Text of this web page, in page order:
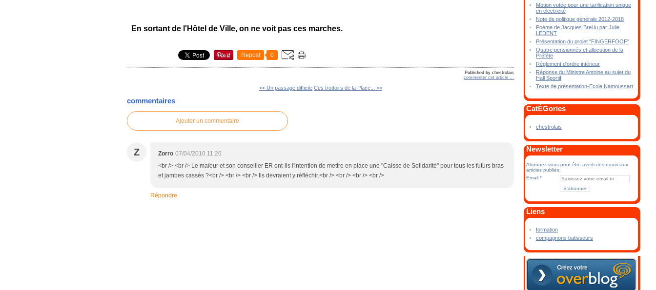
En sortant de l'Hôtel de Ville, on ne voit pas ces marches.
Repost 0
Published by chestrolais
commenter cet article
<< Un passage difficile Ces trottoirs de la Place... >>
commentaires
Ajouter un commentaire
Z Zorro 07/04/2010 11:26
<br /> <br /> Le maïeur et son conseiller ER ont-ils l'intention de mettre en place une "Caisse de Solidarité" pour tous les futurs bras
et jambes cassés ?<br /> <br /> <br /> Ils devraient y réfléchir.<br /> <br /> <br /> <br />
Répondre
Motion votée pour une tarification unique
en électricité
Note de politique générale 2012-2018
Poème de Jacques Brel lu par Julie
LEDENT
Présentation du projet "FINGERFOOF"
Quatre pensionnés et allocution de la
Préfète
Réglement d'ordre intérieur
Réponse du Ministre Antoine au sujet du
Hall Sportif
Texte de présentation-Ecole Namoussart
CatÉGories
chestrolais
Newsletter
Abonnez-vous pour être averti des nouveaux
articles publiés.
Email
Liens
formation
compagnons batisseurs